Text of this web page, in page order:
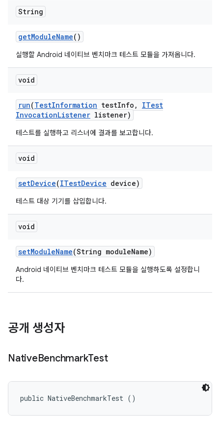
String
getModuleName()
실행할 Android 네이티브 벤치마크 테스트 모듈을 가져옵니다.
void
run(TestInformation testInfo ,
ITest
InvocationListener listener)
테스트를 실행하고 리스너에 결과를 보고합니다.
void
setDevice(ITestDevice device)
테스트 대상 기기를 삽입합니다.
void
setModuleName(String moduleName)
Android 네이티브 벤치마크 테스트 모듈을 실행하도록 설정합니
다.
공개 생성자
NativeBenchmarkTest
public NativeBenchmarkTest ()